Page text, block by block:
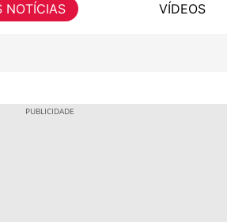
NOTÍCIAS VÍDEOS